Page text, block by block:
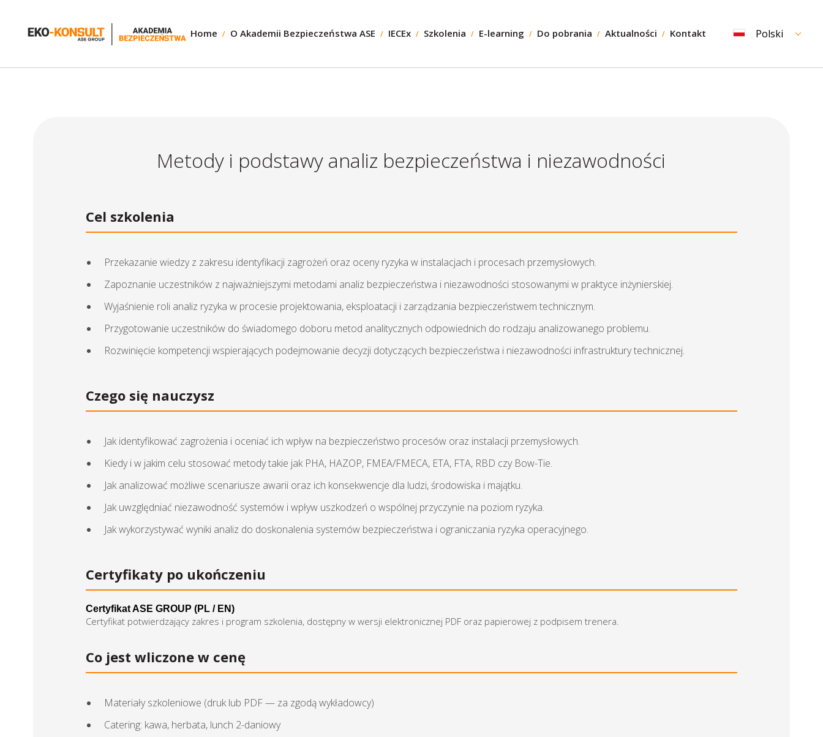
Home O Akademii Bezpieczeństwa ASE IECEx Szkolenia E-learning Do pobrania Aktualności Kontakt Polski
Metody i podstawy analiz bezpieczeństwa i niezawodności
Cel szkolenia
Przekazanie wiedzy z zakresu identyfikacji zagrożeń oraz oceny ryzyka w instalacjach i procesach przemysłowych.
Zapoznanie uczestników z najważniejszymi metodami analiz bezpieczeństwa i niezawodności stosowanymi w praktyce inżynierskiej.
Wyjaśnienie roli analiz ryzyka w procesie projektowania, eksploatacji i zarządzania bezpieczeństwem technicznym.
Przygotowanie uczestników do świadomego doboru metod analitycznych odpowiednich do rodzaju analizowanego problemu.
Rozwinięcie kompetencji wspierających podejmowanie decyzji dotyczących bezpieczeństwa i niezawodności infrastruktury technicznej.
Czego się nauczysz
Jak identyfikować zagrożenia i oceniać ich wpływ na bezpieczeństwo procesów oraz instalacji przemysłowych.
Kiedy i w jakim celu stosować metody takie jak PHA, HAZOP, FMEA/FMECA, ETA, FTA, RBD czy Bow-Tie.
Jak analizować możliwe scenariusze awarii oraz ich konsekwencje dla ludzi, środowiska i majątku.
Jak uwzględniać niezawodność systemów i wpływ uszkodzeń o wspólnej przyczynie na poziom ryzyka.
Jak wykorzystywać wyniki analiz do doskonalenia systemów bezpieczeństwa i ograniczania ryzyka operacyjnego.
Certyfikaty po ukończeniu
Certyfikat ASE GROUP (PL / EN)
Certyfikat potwierdzający zakres i program szkolenia, dostępny w wersji elektronicznej PDF oraz papierowej z podpisem trenera.
Co jest wliczone w cenę
Materiały szkoleniowe (druk lub PDF — za zgodą wykładowcy)
Catering: kawa, herbata, lunch 2-daniowy